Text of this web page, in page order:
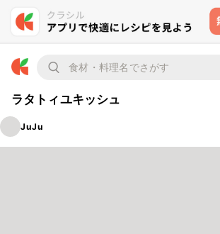
ラタトィユキッシュ
JuJu